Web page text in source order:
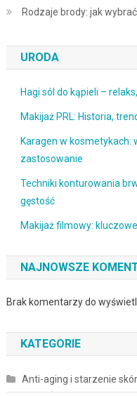
Rodzaje brody: jak
URODA
Hagi sól do kąpieli –
Makijaż PRL: Historia,
Karagen w kosmetykach:
zastosowanie
Techniki konturowania
gęstość
Makijaż filmowy:
NAJNOWSZE
Brak komentarzy do
KATEGORIE
Anti-aging i starzenie